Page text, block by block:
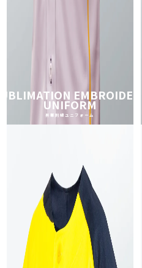
EMBROIDERY
UNIFORM
昇華刺繍ユニフォーム